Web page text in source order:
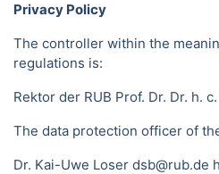
Privacy Policy
The controller within the
regulations is:
Rektor der RUB Prof. Dr. Dr. h.
The data protection officer of
Dr. Kai-Uwe Loser dsb@rub.de